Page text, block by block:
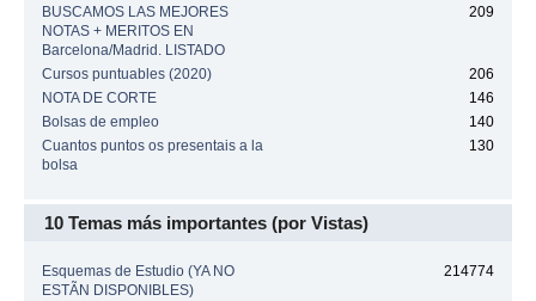
BUSCAMOS LAS MEJORES
NOTAS + MERITOS EN
Barcelona/Madrid. LISTADO
209
Cursos puntuables (2020)
206
NOTA DE CORTE
146
Bolsas de empleo
140
Cuantos puntos os presentais a la
bolsa
130
10 Temas más importantes (por Vistas)
Esquemas de Estudio (YA NO
ESTÃN DISPONIBLES)
214774